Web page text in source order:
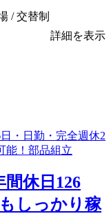
/ 交替制
詳細を表示
間休日126
しっかり稼